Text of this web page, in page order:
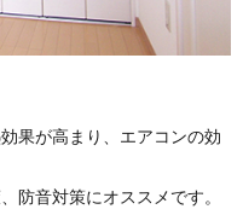
果が高まり、エアコンの効
防音対策にオススメです。